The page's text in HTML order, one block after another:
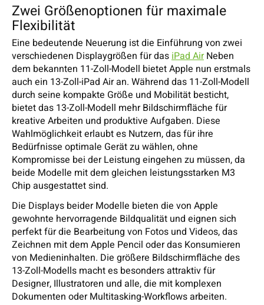
Zwei Größenoptionen für maximale
Flexibilität
Eine bedeutende Neuerung ist die Einführung von zwei
verschiedenen Displaygrößen für dasiPad AirNeben
dem bekannten 11-Zoll-Modell bietet Apple nun erstmals
auch ein 13-Zoll-iPad Air an. Während das 11-Zoll-Modell
durch seine kompakte Größe und Mobilität besticht,
bietet das 13-Zoll-Modell mehr Bildschirmfläche für
kreative Arbeiten und produktive Aufgaben. Diese
Wahlmöglichkeit erlaubt es Nutzern, das für ihre
Bedürfnisse optimale Gerät zu wählen, ohne
Kompromisse bei der Leistung eingehen zu müssen, da
beide Modelle mit dem gleichen leistungsstarken M3
Chip ausgestattet sind.
Die Displays beider Modelle bieten die von Apple
gewohnte hervorragende Bildqualität und eignen sich
perfekt für die Bearbeitung von Fotos und Videos, das
Zeichnen mit dem Apple Pencil oder das Konsumieren
von Medieninhalten. Die größere Bildschirmfläche des
13-Zoll-Modells macht es besonders attraktiv für
Designer, Illustratoren und alle, die mit komplexen
Dokumenten oder Multitasking-Workflows arbeiten.